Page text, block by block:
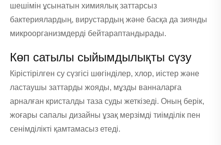
шешімін ұсынатын химиялық заттарсыз
бактериялардың, вирустардың және басқа да зиянды
микроорганизмдерді бейтараптандырады.
Көп сатылы сыйымдылықты сүзу
Кірістірілген су сүзгісі шөгінділер, хлор, иістер және
ластаушы заттарды жояды, мұзды ванналарға
арналған кристалды таза суды жеткізеді. Оның берік,
жоғары сапалы дизайны ұзақ мерзімді тиімділік пен
сенімділікті қамтамасыз етеді.